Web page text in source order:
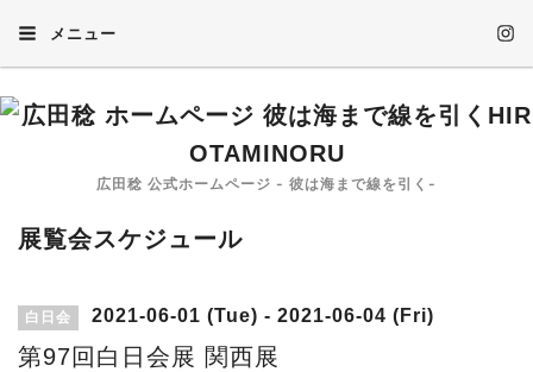
メニュー
広田稔 公式ホームページ - 彼は海まで線を引く-
展覧会スケジュール
白日会 2021-06-01 (Tue) - 2021-06-04 (Fri)
第97回白日会展 関西展